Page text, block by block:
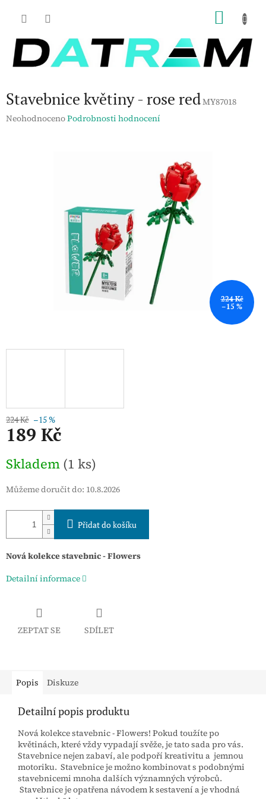
Stavebnice květiny - rose redMY87018
Průměrné
NeohodnocenoPodrobnosti hodnocení
224 Kč
–15 %
224 Kč –15 %
189 Kč
cena:
Skladem (1 ks)
Můžeme doručit do: 10.8.2026
Přidat do košíku
Nová kolekce stavebnic - Flowers
Detailní informace
ZEPTAT SE SDÍLET
Popis Diskuze
Detailní popis produktu
Nová kolekce stavebnic - Flowers! Pokud toužíte po
květinách, které vždy vypadají svěže, je tato sada pro vás.
Stavebnice nejen zabaví, ale podpoří kreativitu a jemnou
motoriku. Stavebnice je možno kombinovat s podobnými
stavebnicemi mnoha dalších významných výrobců.
Stavebnice je opatřena návodem k sestavení a je vhodná